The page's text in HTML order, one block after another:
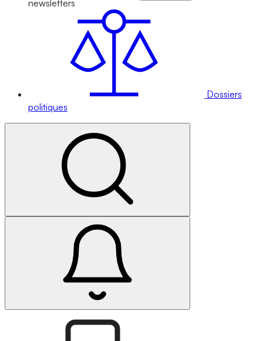
newsletters
Dossiers
politiques